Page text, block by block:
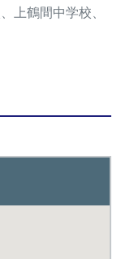
上鶴間中学校、